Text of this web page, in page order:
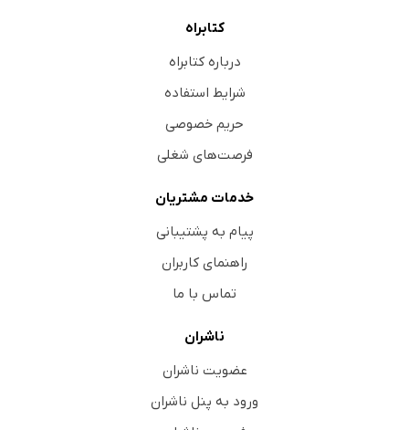
کتابراه
درباره کتابراه
شرایط استفاده
حریم خصوصی
فرصت‌های شغلی
خدمات مشتریان
پیام به پشتیبانی
راهنمای کاربران
تماس با ما
ناشران
عضویت ناشران
ورود به پنل ناشران